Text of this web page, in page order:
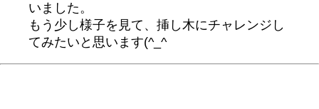
いました。
もう少し様子を見て、挿し木にチャレンジし
てみたいと思います(^_^